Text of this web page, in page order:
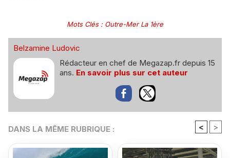
Mots Clés: Outre-Mer La 1ère
Belzamine Ludovic
Rédacteur en chef de Megazap.fr depuis 15
ans. En savoir plus sur cet auteur
DANS LA MÊME RUBRIQUE : < >